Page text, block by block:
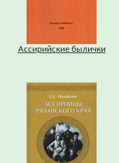
Ассирийские былички